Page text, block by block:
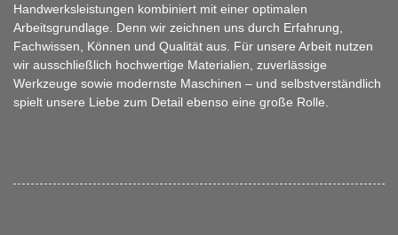
Handwerksleistungen kombiniert mit einer optimalen
Arbeitsgrundlage. Denn wir zeichnen uns durch Erfahrung,
Fachwissen, Können und Qualität aus. Für unsere Arbeit nutzen
wir ausschließlich hochwertige Materialien, zuverlässige
Werkzeuge sowie modernste Maschinen – und selbstverständlich
spielt unsere Liebe zum Detail ebenso eine große Rolle.